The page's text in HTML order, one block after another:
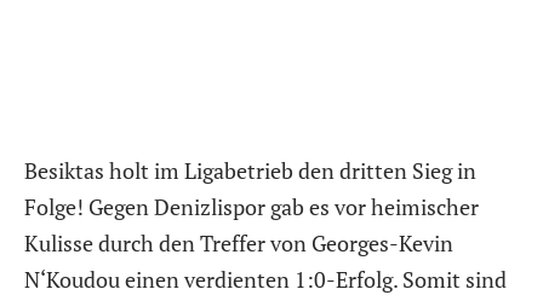
Besiktas holt im Ligabetrieb den dritten Sieg in
Folge! Gegen Denizlispor gab es vor heimischer
Kulisse durch den Treffer von Georges-Kevin
N‘Koudou einen verdienten 1:0-Erfolg. Somit sind